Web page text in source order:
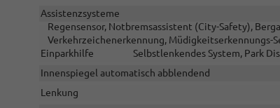
Assistenzsysteme
Regensensor, Notbremsassistent (City-Safety),
Verkehrzeichenerkennung, Müdigkeitserkennungs-
Einparkhilfe
Selbstlenkendes System, Park
Innenspiegel automatisch abblendend
Lenkung